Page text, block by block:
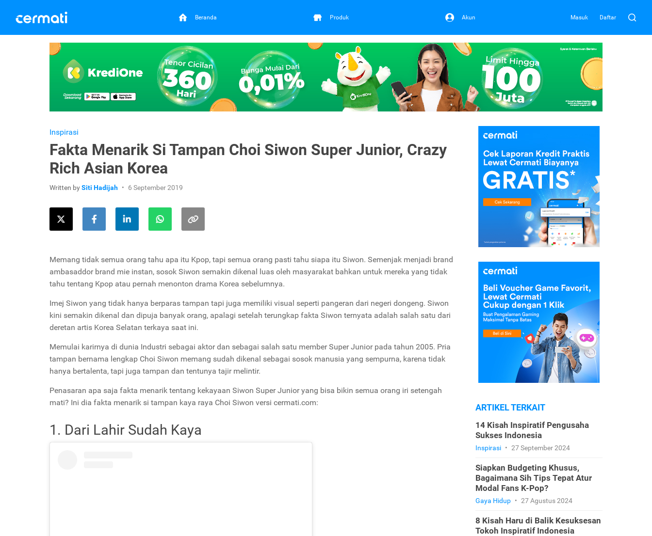
Beranda Produk Akun Masuk Daftar
Inspirasi
Fakta Menarik Si Tampan Choi Siwon Super Junior, Crazy
Rich Asian Korea
Written bySiti Hadijah 6 September 2019
Memang tidak semua orang tahu apa itu Kpop, tapi semua orang pasti tahu siapa itu Siwon. Semenjak menjadi brand
ambasaddor brand mie instan, sosok Siwon semakin dikenal luas oleh masyarakat bahkan untuk mereka yang tidak
tahu tentang Kpop atau pernah menonton drama Korea sebelumnya.
Imej Siwon yang tidak hanya berparas tampan tapi juga memiliki visual seperti pangeran dari negeri dongeng. Siwon
kini semakin dikenal dan dipuja banyak orang, apalagi setelah terungkap fakta Siwon ternyata adalah salah satu dari
deretan artis Korea Selatan terkaya saat ini.
Memulai karirnya di dunia Industri sebagai aktor dan sebagai salah satu member Super Junior pada tahun 2005. Pria
tampan bernama lengkap Choi Siwon memang sudah dikenal sebagai sosok manusia yang sempurna, karena tidak
hanya bertalenta, tapi juga tampan dan tentunya tajir melintir.
Penasaran apa saja fakta menarik tentang kekayaan Siwon Super Junior yang bisa bikin semua orang iri setengah
mati? Ini dia fakta menarik si tampan kaya raya Choi Siwon versi cermati.com:
1. Dari Lahir Sudah Kaya
ARTIKEL TERKAIT
14 Kisah Inspiratif Pengusaha
Sukses Indonesia
Inspirasi • 27 September 2024
Siapkan Budgeting Khusus,
Bagaimana Sih Tips Tepat Atur
Modal Fans K-Pop?
Gaya Hidup • 27 Agustus 2024
8 Kisah Haru di Balik Kesuksesan
Tokoh Inspiratif Indonesia